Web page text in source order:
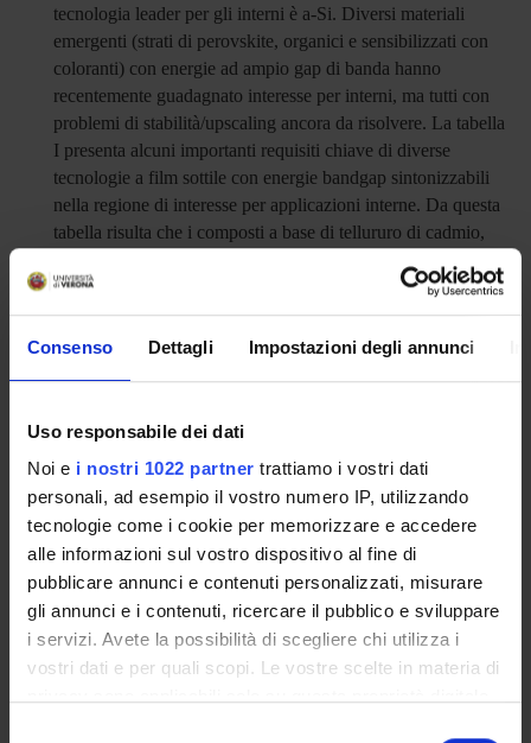
Consenso Dettagli Impostazioni degli annunci
Uso responsabile dei dati
Noi e i nostri 1022 partner trattiamo i vostri dati
personali, ad esempio il vostro numero IP, utilizzando
tecnologie come i cookie per memorizzare e accedere
alle informazioni sul vostro dispositivo al fine di
pubblicare annunci e contenuti personalizzati, misurare
gli annunci e i contenuti, ricercare il pubblico e sviluppare
i servizi. Avete la possibilità di scegliere chi utilizza i
vostri dati e per quali scopi. Le vostre scelte in materia di
tecnologia leader per gli interni è a-Si. Diversi materiali
emergenti (strati di perovskite, organici e sensibilizzati con
coloranti) con energie ad ampio gap di banda hanno
recentemente guadagnato interesse per interni, ma tutti con
problemi di stabilità/upscaling ancora da risolvere. La tabella
I presenta alcuni importanti requisiti chiave di diverse
tecnologie a film sottile con energie bandgap sintonizzabili
nella regione di interesse per applicazioni interne. Da questa
tabella risulta che i composti a base di tellururo di cadmio,
criteri (come a-Si), posizionandoli come candidati ideali per
il fotovoltaico indoor.
Finanziamento:assegnato e gestito dal Dipartimento
PARTECIPANTI AL PROGETTO
Mariyam Mukhtar